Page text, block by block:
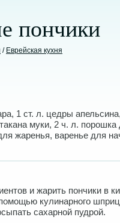
пончики
/ Еврейская кухня
1 ст. л. цедры
муки, 2 ч. л. порошка
жаренья, варенье для
и жарить пончики в
кулинарного
сахарной пудрой.